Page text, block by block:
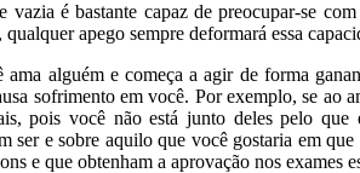
vazia é bastante capaz de preocupar-se
qualquer apego sempre deformará essa
ama alguém e começa a agir de forma
sofrimento em você. Por exemplo, se ao
pois você não está junto deles pelo
ser e sobre aquilo que você gostaria em
e que obtenham a aprovação nos exames